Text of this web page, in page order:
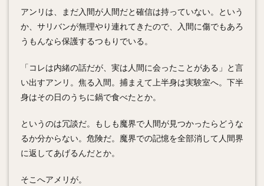
アンリは、まだ入間が人間だと確信は持っていない。という
か、サリバンが無理やり連れてきたので、入間に傷でもあろ
うもんなら保護するつもりでいる。
「コレは内緒の話だが、実は人間に会ったことがある」と言
い出すアンリ。焦る入間。捕まえて上半身は実験室へ。下半
身はその日のうちに鍋で食べたとか。
というのは冗談だ。もしも魔界で人間が見つかったらどうな
るか分からない。危険だ。魔界での記憶を全部消して人間界
に返してあげるんだとか。
そこへアメリが。